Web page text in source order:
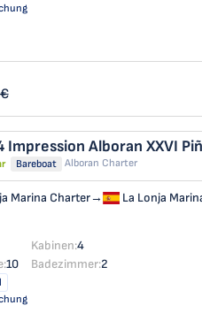
Impression Alboran XXVI
Bareboat Alboran Charter
Marina Charter→ La Lonja
Kabinen:4
10 Badezimmer:2